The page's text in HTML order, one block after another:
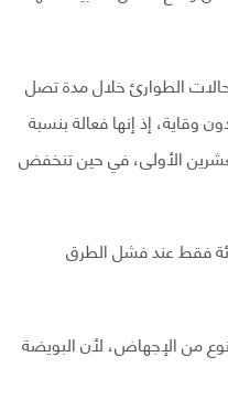
الطوارئ خلال مدة تصل
وقاية، إذ إنها فعالة بنسبة
الأولى، في حين تنخفض
فقط عند فشل الطرق
من الإجهاض، لأن البويضة